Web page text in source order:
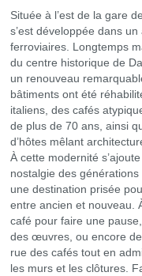
Située à l’est de la gare
s’est développée dans
ferroviaires. Longtemps
du centre historique de
un renouveau
bâtiments ont été
italiens, des cafés
de plus de 70 ans, ainsi
d’hôtes mêlant
À cette modernité
nostalgie des
une destination prisée
entre ancien et nouveau.
café pour faire une
des œuvres, ou encore
rue des cafés tout en
les murs et les clôtures.